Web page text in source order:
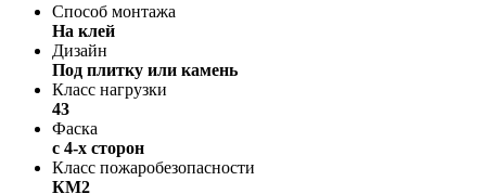
Способ монтажа
На клей
Дизайн
Под плитку или камень
Класс нагрузки
43
Фаска
с 4-х сторон
Класс пожаробезопасности
КМ2